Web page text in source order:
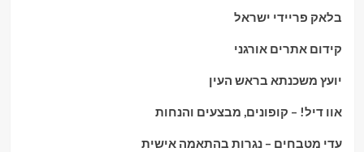
בלאק פריידי ישראל
קידום אתרים אורגני
יועץ משכנתא בראש העין
אוו דיל! – קופונים, מבצעים והנחות
עדי מטבחים – נגרות בהתאמה אישית